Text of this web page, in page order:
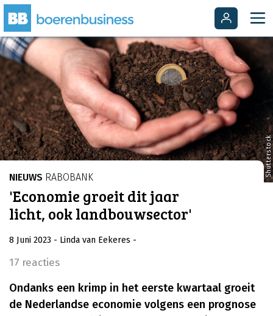
Shutterstock
NIEUWS RABOBANK
'Economie groeit dit jaar
licht, ook landbouwsector'
8 Juni 2023 - Linda van Eekeres -
17 reacties
Ondanks een krimp in het eerste kwartaal groeit
de Nederlandse economie volgens een prognose